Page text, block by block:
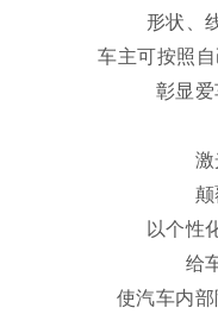
形状、
车主可按照
彰显
激
以个性
给
使汽车内